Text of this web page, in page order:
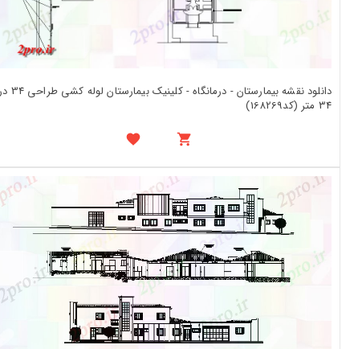
دانلود نقشه بیمارستان - درمانگاه - کلینیک بیمارستان لوله کشی طراحی 34 در
34 متر (کد168269)